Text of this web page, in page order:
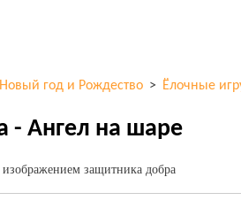
Новый год и Рождество > Ёлочные
- Ангел на шаре
защитника добра